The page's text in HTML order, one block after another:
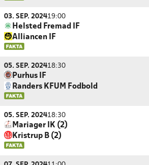
03. SEP. 202419:00
Helsted Fremad IF
Alliancen IF
05. SEP. 202418:30
Purhus IF
Randers KFUM Fodbold
05. SEP. 202418:30
Mariager IK (2)
Kristrup B (2)